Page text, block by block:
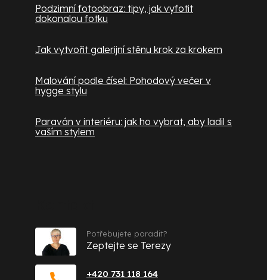
Podzimní fotoobraz: tipy, jak vyfotit
dokonalou fotku
Jak vytvořit galerijní stěnu krok za krokem
Malování podle čísel: Pohodový večer v
hygge stylu
Paraván v interiéru: jak ho vybrat, aby ladil s
vaším stylem
+420 731 118 164
Potřebujete poradit?
Zeptejte se Terezy